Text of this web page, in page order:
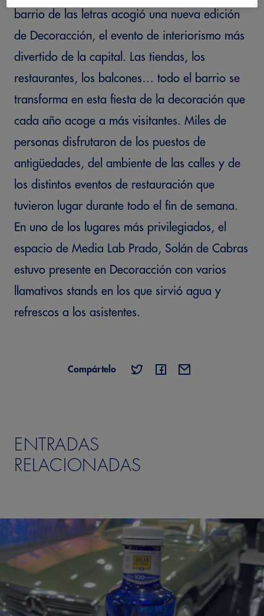
barrio de las letras acogió una nueva edición
de Decoracción, el evento de interiorismo más
divertido de la capital. Las tiendas, los
restaurantes, los balcones… todo el barrio se
transforma en esta fiesta de la decoración que
cada año acoge a más visitantes. Miles de
personas disfrutaron de los puestos de
antigüedades, del ambiente de las calles y de
los distintos eventos de restauración que
tuvieron lugar durante todo el fin de semana.
En uno de los lugares más privilegiados, el
espacio de Media Lab Prado, Solán de Cabras
estuvo presente en Decoracción con varios
llamativos stands en los que sirvió agua y
refrescos a los asistentes.
Compártelo
ENTRADAS
RELACIONADAS